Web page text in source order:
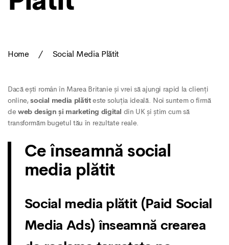
Home / Social Media Plătit
Dacă ești român în Marea Britanie și vrei să ajungi rapid la clienți
online,social media plătiteste soluția ideală. Noi suntem o firmă
de web design și marketing digital din UK și știm cum să
transformăm bugetul tău în rezultate reale.
Ce înseamnă social
media plătit
Social media plătit (Paid Social
Media Ads) înseamnă crearea